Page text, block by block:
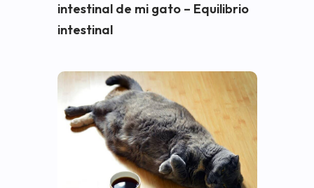
intestinal de mi gato – Equilibrio
intestinal